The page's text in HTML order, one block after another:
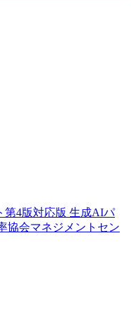
第4版対応版 生成AIパ
協会マネジメントセン